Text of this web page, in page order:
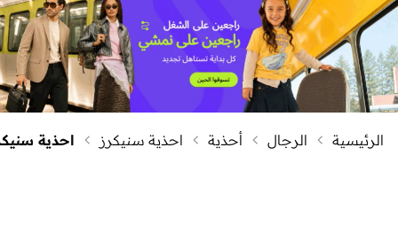
الرئيسية الرجال أحذية احذية سنيكرز احذية